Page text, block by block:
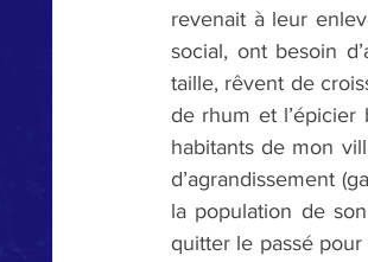
revenait à leur
social, ont besoin
taille, rêvent de
de rhum et l’épicier
habitants de mon
d’agrandissement
la population de
quitter le passé pour